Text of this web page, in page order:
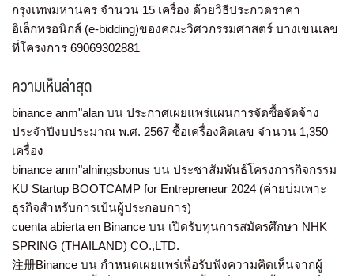
กรุงเทพมหานคร จำนวน 15 เครื่อง ด้วยวิธีประกวดราคา
อิเล็กทรอนิกส์ (e-bidding)ของคณะวิศวกรรมศาสตร์ บางเขนเลข
ที่โครงการ 69069302881
ความเห็นล่าสุด
binance anm"alan บน ประกาศเผยแพร่แผนการจัดซื้อจัดจ้าง
ประจำปีงบประมาณ พ.ศ. 2567 ซื้อเครื่องคิดเลข จำนวน 1,350
เครื่อง
binance anm"alningsbonus บน ประชาสัมพันธ์โครงการกิจกรรม
KU Startup BOOTCAMP for Entrepreneur 2024 (ค่ายบ่มเพาะ
ธุรกิจสำหรับการเป้นผู้ประกอบการ)
cuenta abierta en Binance บน เปิดรับทุนการสมัครศึกษา NHK
SPRING (THAILAND) CO.,LTD.
注册Binance บน กำหนดเผยแพร่เพื่อรับฟังความคิดเห็นจากผู้